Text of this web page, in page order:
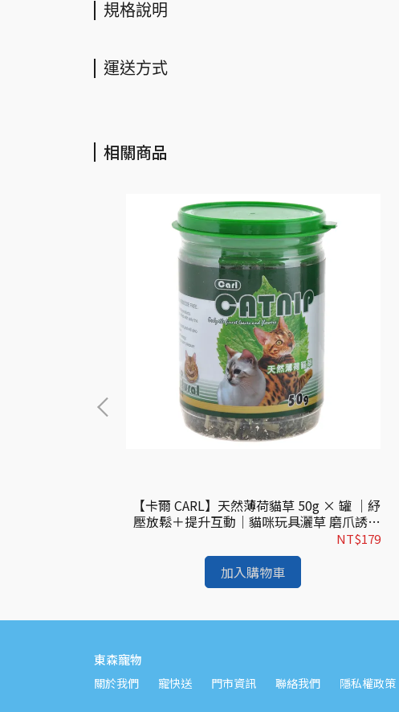
規格說明
運送方式
相關商品
【卡爾 CARL】天然薄荷貓草 50g × 罐 ｜紓
壓放鬆＋提升互動｜貓咪玩具灑草 磨爪誘導
推薦
NT$179
加入購物車
東森寵物
關於我們 寵快送 門市資訊 聯絡我們 隱私權政策